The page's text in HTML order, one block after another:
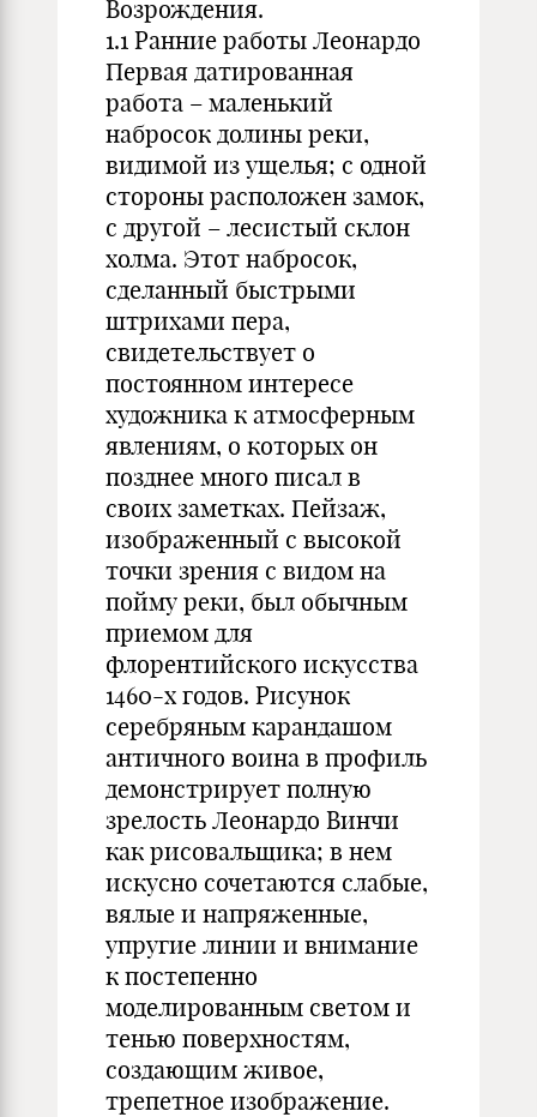
Возрождения.
1.1 Ранние работы Леонардо
Первая датированная
работа – маленький
набросок долины реки,
видимой из ущелья; с одной
стороны расположен замок,
с другой – лесистый склон
холма. Этот набросок,
сделанный быстрыми
штрихами пера,
свидетельствует о
постоянном интересе
художника к атмосферным
явлениям, о которых он
позднее много писал в
своих заметках. Пейзаж,
изображенный с высокой
точки зрения с видом на
пойму реки, был обычным
приемом для
флорентийского искусства
1460-х годов. Рисунок
серебряным карандашом
античного воина в профиль
демонстрирует полную
зрелость Леонардо Винчи
как рисовальщика; в нем
искусно сочетаются слабые,
вялые и напряженные,
упругие линии и внимание
к постепенно
моделированным светом и
тенью поверхностям,
создающим живое,
трепетное изображение.